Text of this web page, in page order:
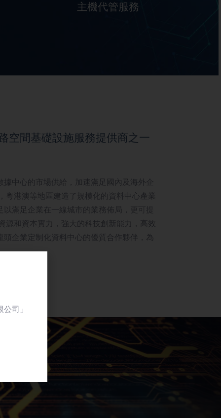
主機代管服務
空間基礎設施服務提供商之一
中心的市場供給，加速滿足國內及海外企
港澳等地區建造了規模化的資料中心產業
滿足企業在一線城市的業務佈局，更可提
源和資本實力，強大的科技創新能力，高效
企業定制化資料中心的優質合作夥伴，為
司」